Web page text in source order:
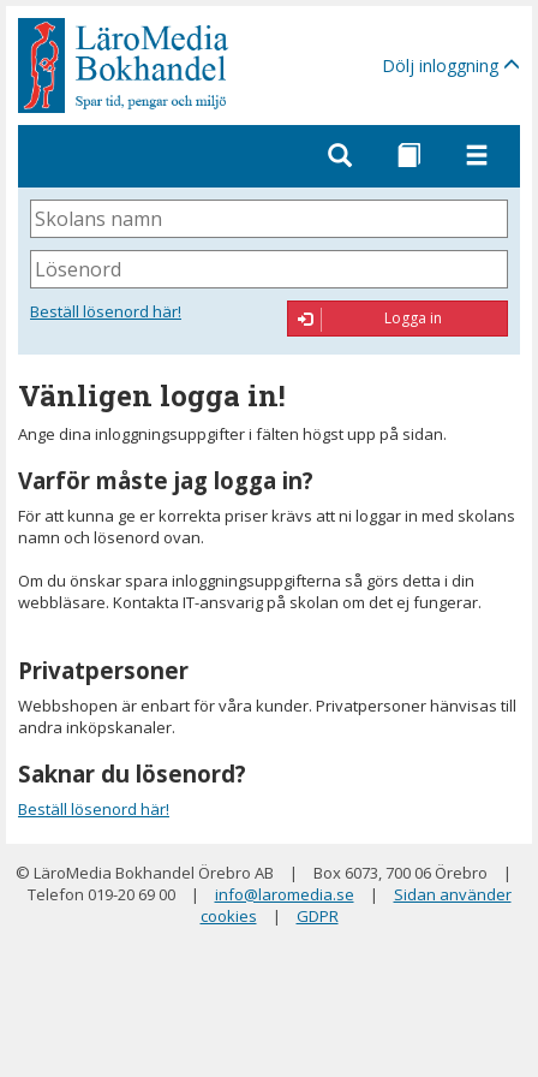
Gå
sidinnehåll
Dölj inloggning
Skolans
namn
Lösenord
Beställ lösenord här! Logga in
Vänligen logga in!
Ange dina inloggningsuppgifter i fälten högst upp på sidan.
Varför måste jag logga in?
För att kunna ge er korrekta priser krävs att ni loggar in med skolans
namn och lösenord ovan.
Om du önskar spara inloggningsuppgifterna så görs detta i din
webbläsare. Kontakta IT-ansvarig på skolan om det ej fungerar.
Privatpersoner
Webbshopen är enbart för våra kunder. Privatpersoner hänvisas till
andra inköpskanaler.
Saknar du lösenord?
Beställ lösenord här!
© LäroMedia Bokhandel Örebro AB | Box 6073, 700 06 Örebro
|
Telefon 019-20 69 00
| info@laromedia.se |
Sidan använder
cookies
| GDPR